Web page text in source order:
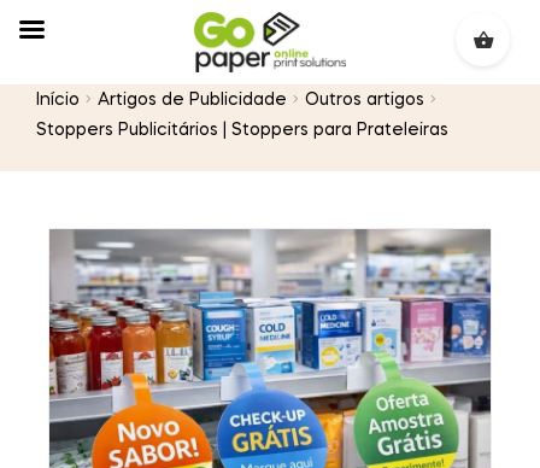
Início Artigos de Publicidade
Outros artigos
Stoppers Publicitários | Stoppers para Prateleiras